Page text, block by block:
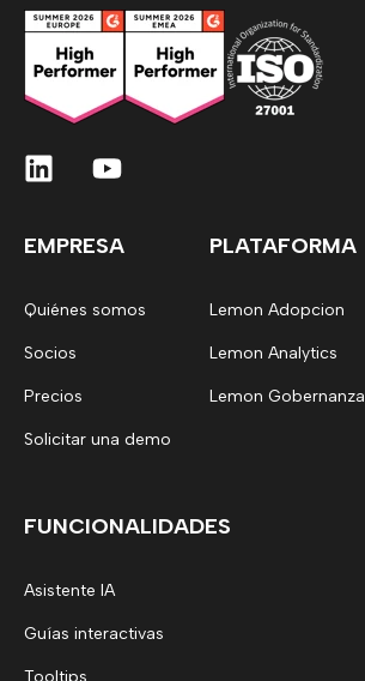
EMPRESA
Quiénes somos
Socios
Precios
Solicitar una demo
PLATAFORMA
Lemon Adopcion
Lemon Analytics
Lemon Gobernanza
FUNCIONALIDADES
Asistente IA
Guías interactivas